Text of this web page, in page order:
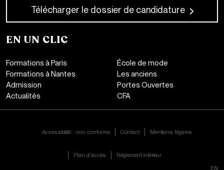
Télécharger le dossier de candidature
EN UN CLIC
Formations à Paris
Formations à Nantes
Admission
Actualités
École de mode
Les anciens
Portes Ouvertes
CFA
Accessibilité : non conforme Contact Mentions légales
Plan d'accès
Règlement intérieur
EN